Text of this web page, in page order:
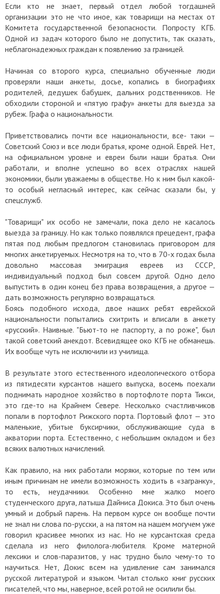
Если кто не знает, первый отдел любой тогдашней
организации это не что иное, как товарищи на местах от
Комитета государственной безопасности. Попросту КГБ.
Одной из задач которого было не допустить, так сказать,
неблагонадежных граждан к появлению за границей.
Начиная со второго курса, специально обученные люди
проверяли наши анкеты, досье, копались в биографиях
родителей, дедушек бабушек, дальних родственников. Не
обходили стороной и «пятую графу» анкеты для выезда за
рубеж. Графа о национальности.
Приветствовались почти все национальности, все- таки —
Советский Союз и все люди братья, кроме одной. Еврей. Нет,
на официальном уровне и евреи были наши братья. Они
работали, и вполне успешно во всех отраслях нашей
экономики, были уважаемы в обществе. Но к ним был какой-
то особый негласный интерес, как сейчас сказали бы, у
спецслужб.
"Товарищи" их особо не замечали, пока дело не касалось
выезда за границу. Но как только появлялся прецедент, графа
пятая под любым предлогом становилась приговором для
многих анкетируемых. Несмотря на то, что в 70-х годах была
довольно массовая эмиграция евреев из СССР,
индивидуальный подход был совсем другой. Одно дело
выпустить в один конец без права возвращения, а другое —
дать возможность регулярно возвращаться.
Боясь подобного исхода, двое наших ребят еврейской
национальности попытались схитрить и вписали в анкету
«русский». Наивные. "Бьют-то не паспорту, а по роже", был
такой советский анекдот. Всевидящее око КГБ не обманешь.
Их вообще чуть не исключили из училища.
В результате этого естественного идеологического отбора
из пятидесяти курсантов нашего выпуска, восемь поехали
поднимать народное хозяйство в портофлоте порта Тикси,
это где-то на Крайнем Севере. Несколько счастливчиков
попали в портофлот Рижского порта. Портовый флот — это
маленькие, убитые буксирчики, обслуживающие суда в
акватории порта. Естественно, с небольшим окладом и без
всяких валютных начислений.
Как правило, на них работали моряки, которые по тем или
иным причинам не имели возможность ходить в «загранку»,
то есть, неудачники. Особенно мне жалко моего
студенческого друга, латыша Дайниса Докиса. Это был очень
умный и добрый парень. На первом курсе он вообще почти
не знал ни слова по-русски, а на пятом на нашем могучем уже
говорил красивее многих из нас. Но не курсантская среда
сделала из него филолога-любителя. Кроме матерной
лексики и слов-паразитов, у нас трудно было чему-то то
научиться. Нет, Докис всем на удивление сам занимался
русской литературой и языком. Читал столько книг русских
писателей, что мы, наверное, всей ротой не осилили бы.